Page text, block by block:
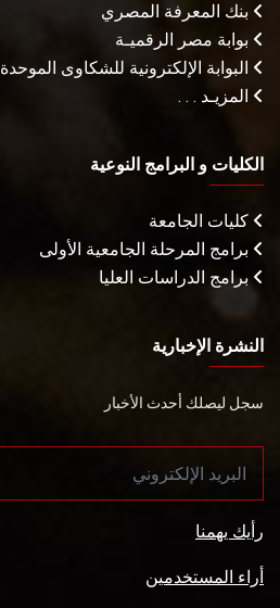
بنك المعرفة المصري
بوابة مصر الرقميـة
البوابة الإلكترونية للشكاوى الموحدة
المزيـد . . .
الكليات و البرامج النوعية
كليات الجامعة
برامج المرحلة الجامعية الأولى
برامج الدراسات العليا
النشرة الإخبارية
سجل ليصلك أحدث الأخبار
رأيك يهمنا
أراء المستخدمين